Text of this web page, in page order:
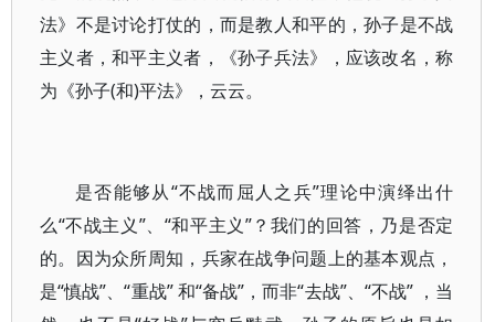
法》不是讨论打仗的，而是教人和平的，孙子是不战
主义者，和平主义者，《孙子兵法》，应该改名，称
为《孙子(和)平法》，云云。
是否能够从“不战而屈人之兵”理论中演绎出什
么“不战主义”、“和平主义”？我们的回答，乃是否定
的。因为众所周知，兵家在战争问题上的基本观点，
是“慎战”、“重战” 和“备战”，而非“去战”、“不战” ，当